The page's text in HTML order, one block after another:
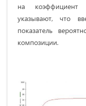
на коэффициент
указывают, что
показатель
композиции.